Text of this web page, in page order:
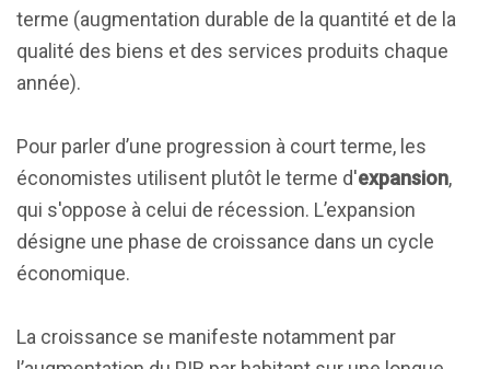
terme (augmentation durable de la quantité et de la
qualité des biens et des services produits chaque
année).
Pour parler d’une progression à court terme, les
économistes utilisent plutôt le terme d'expansion,
qui s'oppose à celui de récession. L’expansion
désigne une phase de croissance dans un cycle
économique.
La croissance se manifeste notamment par